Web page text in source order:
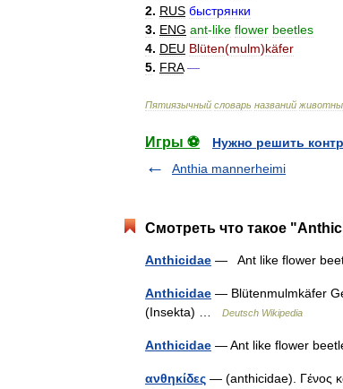
2. RUS быстрянки
3. ENG ant-like flower beetles
4. DEU Blüten(mulm)käfer
5. FRA —
Пятиязычный словарь названий
Игры ⚽
Нужно решить
Anthia mannerheimi
Смотреть что такое
Anthicidae — Ant like flower
Anthicidae — Blütenmulmkäfer
(Insekta) …
Deutsch Wikipedia
Anthicidae — Ant like flower
ανθηκίδες — (anthicidae). Γένος